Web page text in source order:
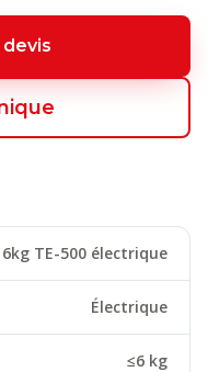
TE-500 électrique
Électrique
≤6 kg